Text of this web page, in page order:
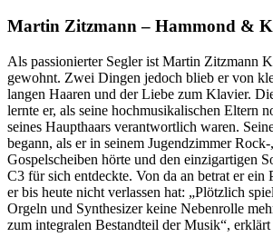
Martin Zitzmann – Hammond &
Als passionierter Segler ist Martin Zitzmann
gewohnt. Zwei Dingen jedoch blieb er von
langen Haaren und der Liebe zum Klavier.
lernte er, als seine hochmusikalischen Eltern
seines Haupthaars verantwortlich waren.
begann, als er in seinem Jugendzimmer Rock-
Gospelscheiben hörte und den einzigartigen
C3 für sich entdeckte. Von da an betrat er ein
er bis heute nicht verlassen hat: „Plötzlich
Orgeln und Synthesizer keine Nebenrolle
zum integralen Bestandteil der Musik“, erklärt